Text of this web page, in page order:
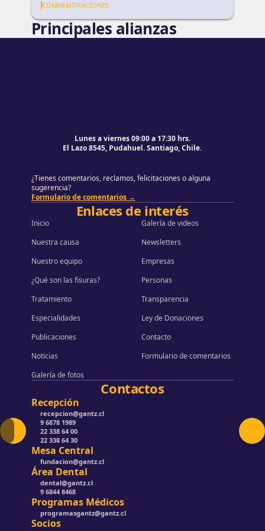
ningún niño en Chile quede sin
tratamiento
CONMEMORACIONES
Principales alianzas
Lunes a viernes 09:00 a 17:30 hrs.
El Lazo 8545, Pudahuel. Santiago, Chile.
¿Tienes comentarios, reclamos, felicitaciones o alguna
sugerencia?
Formulario de comentarios →
Enlaces de interés
Inicio
Nuestra causa
Nuestro equipo
¿Qué son las fisuras?
Tratamiento
Especialidades
Publicaciones
Noticias
Galería de fotos
Galería de videos
Newsletters
Empresas
Personas
Transparencia
Ley de Donaciones
Contacto
Formulario de comentarios
Contactos
Recepción
recepcion@gantz.cl
9 6878 1989
22 338 64 00
22 338 64 30
Mesa Central
fundacion@gantz.cl
Área Dental
dental@gantz.cl
9 6844 8468
Programas Médicos
programasgantz@gantz.cl
Socios